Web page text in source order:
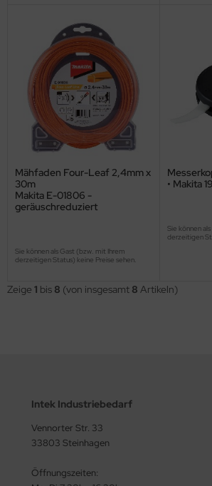
Mähfaden Four-Leaf 2,4mm x
30m
Makita E-01806 -
geräuschreduziert
Sie können als Gast (bzw. mit Ihrem
derzeitigen Status) keine Preise sehen.
• Makita
Sie können
derzeitigen
Zeige 1 bis 8 (von insgesamt 8 Artikeln)
Intek Industriebedarf
Vennorter Str. 33
33803 Steinhagen
Öffnungszeiten: